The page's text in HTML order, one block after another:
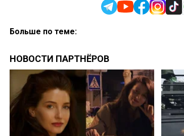
Больше по теме: